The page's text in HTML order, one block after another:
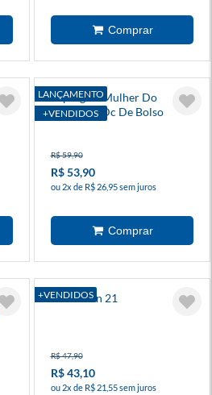
LANÇAMENTO
+VENDIDOS
Supergirl: Mulher Do
Amanhã - Dc De Bolso
R$ 59,90
R$ 53,90
ou 2x de R$ 26,95 sem juros
+VENDIDOS
Dandadan 21
R$ 47,90
R$ 43,10
ou 2x de R$ 21,55 sem juros